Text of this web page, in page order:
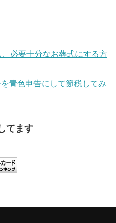
必要十分なお葬式にする方
青色申告にして節税してみ
てます